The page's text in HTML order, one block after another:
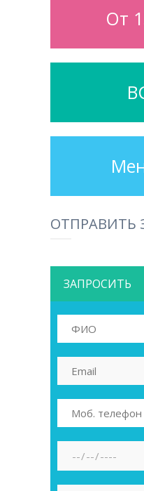
От
ОТПРАВИТЬ
ЗАПРОСИТЬ